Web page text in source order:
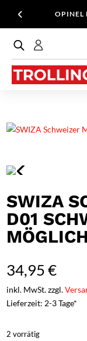
OPINEL
SWIZA
D01
34,95€
inkl. MwSt. zzgl.
Lieferzeit: 2-3 Tage*
2 vorrätig